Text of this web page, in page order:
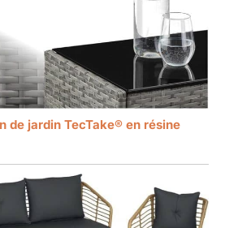
de jardin TecTake® en résine